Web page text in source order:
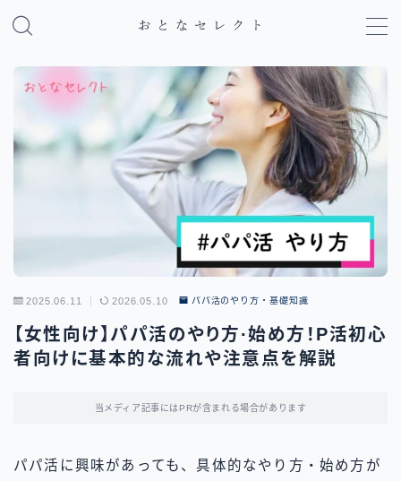
MENU
パパ活のやり方・基礎知識
パパ活アプリ比較
地域別パパ活ガイド
2025.06.11 2026.05.10 パパ活のやり方・基礎知識
【女性向け】パパ活のやり方·始め方！P活初心
者向けに基本的な流れや注意点を解説
当メディア記事にはPRが含まれる場合があります
パパ活に興味があっても、具体的なやり方・始め方が